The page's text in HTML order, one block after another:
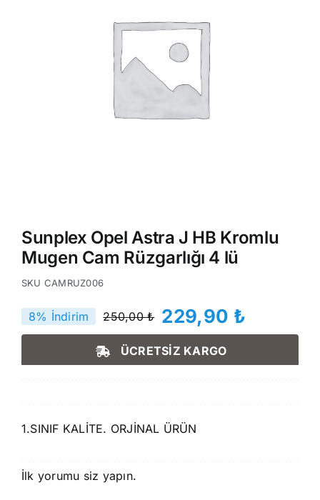
Sunplex Opel Astra J HB Kromlu
Mugen Cam Rüzgarlığı 4 lü
SKU CAMRUZ006
250,00₺
Orijinal
fiyat:
250,00 ₺.
229,90 ₺
Şu
andaki
fiyat:
8% İndirim
ÜCRETSİZ KARGO
1.SINIF KALİTE. ORJİNAL ÜRÜN
İlk yorumu siz yapın.